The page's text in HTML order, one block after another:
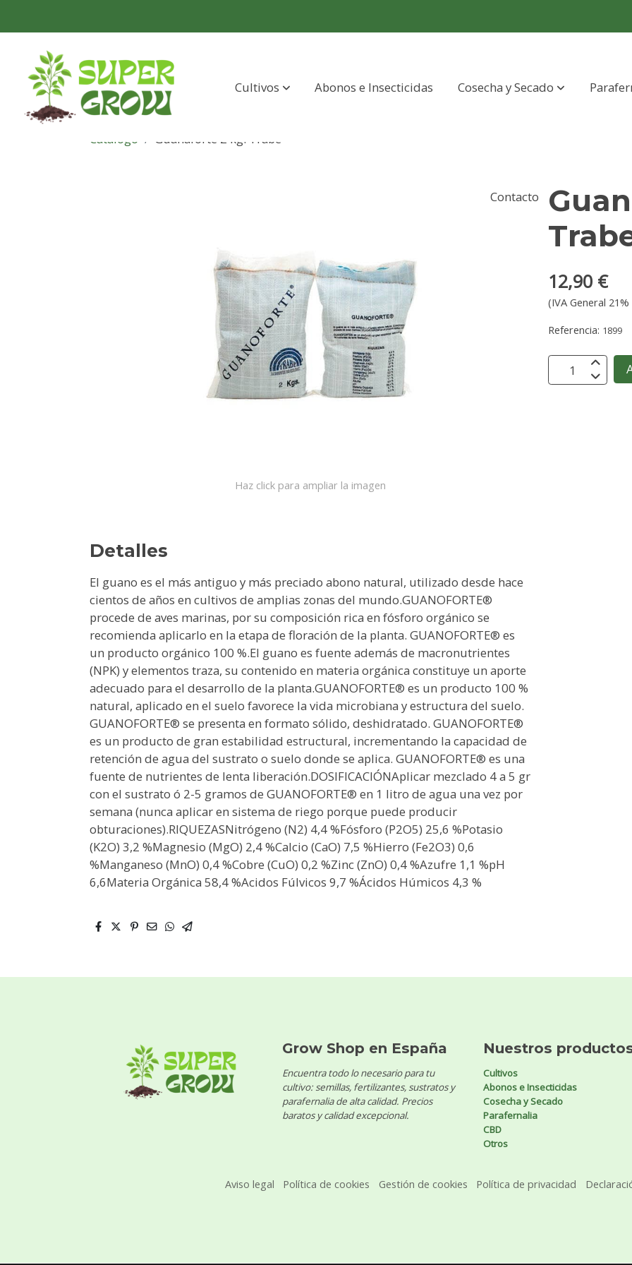
Cultivos Abonos e Insecticidas Cosecha y Secado
Contacto
Catálogo Guanaforte 2 kg. Trabe
Haz click para ampliar la imagen
Detalles
El guano es el más antiguo y más preciado abono natural, utilizado desde hace
cientos de años en cultivos de amplias zonas del mundo.GUANOFORTE®
procede de aves marinas, por su composición rica en fósforo orgánico se
recomienda aplicarlo en la etapa de floración de la planta. GUANOFORTE® es
un producto orgánico 100 %.El guano es fuente además de macronutrientes
(NPK) y elementos traza, su contenido en materia orgánica constituye un aporte
adecuado para el desarrollo de la planta.GUANOFORTE® es un producto 100 %
natural, aplicado en el suelo favorece la vida microbiana y estructura del suelo.
GUANOFORTE® se presenta en formato sólido, deshidratado. GUANOFORTE®
es un producto de gran estabilidad estructural, incrementando la capacidad de
retención de agua del sustrato o suelo donde se aplica. GUANOFORTE® es una
fuente de nutrientes de lenta liberación.DOSIFICACIÓNAplicar mezclado 4 a 5 gr
con el sustrato ó 2-5 gramos de GUANOFORTE® en 1 litro de agua una vez por
semana (nunca aplicar en sistema de riego porque puede producir
obturaciones).RIQUEZASNitrógeno (N2) 4,4 %Fósforo (P2O5) 25,6 %Potasio
(K2O) 3,2 %Magnesio (MgO) 2,4 %Calcio (CaO) 7,5 %Hierro (Fe2O3) 0,6
%Manganeso (MnO) 0,4 %Cobre (CuO) 0,2 %Zinc (ZnO) 0,4 %Azufre 1,1 %pH
6,6Materia Orgánica 58,4 %Acidos Fúlvicos 9,7 %Ácidos Húmicos 4,3 %
12,90 €
(IVA General
Referencia: 1899
Grow Shop en España
Encuentra todo lo necesario para tu
cultivo: semillas, fertilizantes, sustratos y
parafernalia de alta calidad. Precios
baratos y calidad excepcional.
Nuestros
Cultivos
Abonos e Insecticidas
Cosecha y Secado
Parafernalia
CBD
Otros
Aviso legal Política de cookies Gestión de cookies Política de privacidad